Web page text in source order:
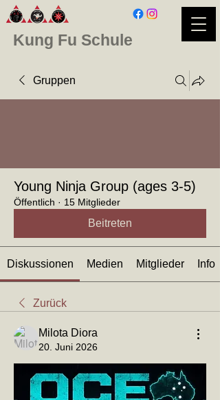
Kung Fu Schule
Gruppen
Young Ninja Group (ages 3-5)
Öffentlich · 15 Mitglieder
Beitreten
Diskussionen Medien Mitglieder Info
Zurück
Milota Diora
20. Juni 2026